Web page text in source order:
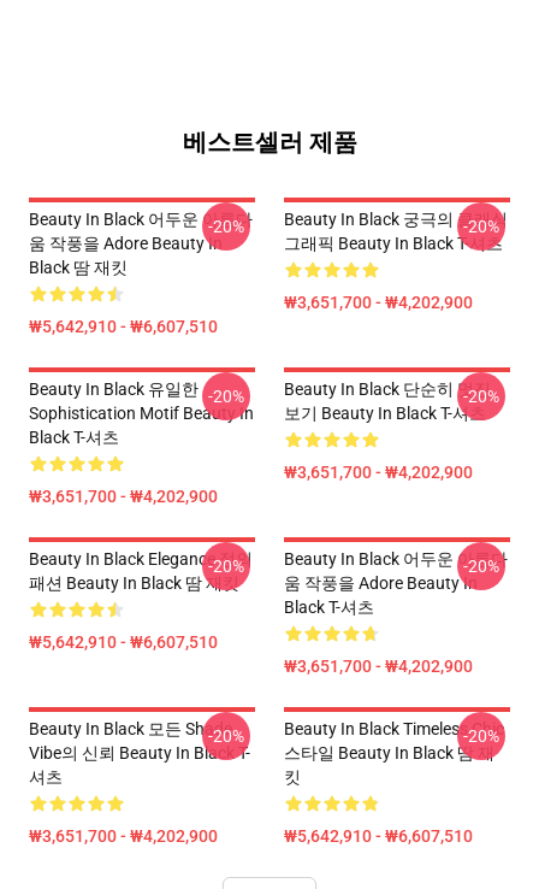
베스트셀러 제품
Beauty In Black 어두운 아름다
움 작풍을 Adore Beauty In
Black 땀 재킷
₩5,642,910 - ₩6,607,510
-20%
Beauty In Black 궁극의 클래식
그래픽 Beauty In Black T-셔츠
₩3,651,700 - ₩4,202,900
-20%
Beauty In Black 유일한
Sophistication Motif Beauty In
Black T-셔츠
₩3,651,700 - ₩4,202,900
-20%
Beauty In Black 단순히 멋진
보기 Beauty In Black T-셔츠
₩3,651,700 - ₩4,202,900
-20%
Beauty In Black Elegance 정의
패션 Beauty In Black 땀 재킷
₩5,642,910 - ₩6,607,510
-20%
Beauty In Black 어두운 아름다
움 작풍을 Adore Beauty In
Black T-셔츠
₩3,651,700 - ₩4,202,900
-20%
Beauty In Black 모든 Shade
Vibe의 신뢰 Beauty In Black T-
셔츠
₩3,651,700 - ₩4,202,900
-20%
Beauty In Black Timeless Chic
스타일 Beauty In Black 땀 재
킷
₩5,642,910 - ₩6,607,510
-20%